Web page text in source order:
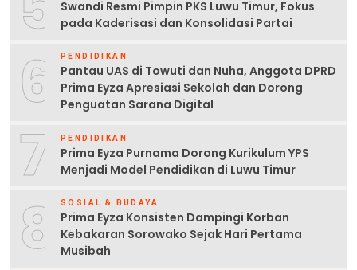
Swandi Resmi Pimpin PKS Luwu Timur, Fokus
pada Kaderisasi dan Konsolidasi Partai
6 PENDIDIKAN
Pantau UAS di Towuti dan Nuha, Anggota DPRD
Prima Eyza Apresiasi Sekolah dan Dorong
Penguatan Sarana Digital
7 PENDIDIKAN
Prima Eyza Purnama Dorong Kurikulum YPS
Menjadi Model Pendidikan di Luwu Timur
8 SOSIAL & BUDAYA
Prima Eyza Konsisten Dampingi Korban
Kebakaran Sorowako Sejak Hari Pertama
Musibah